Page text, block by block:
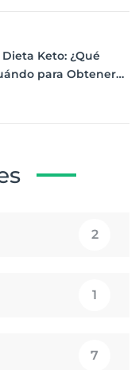
Keto: ¿Qué
para Obtener
2
1
7